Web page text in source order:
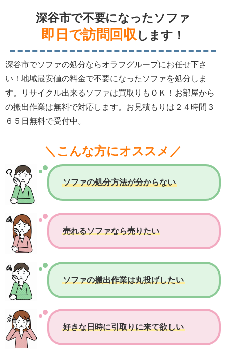
深谷市で不要になったソファ
即日で訪問回収 します！
深谷市でソファの処分ならオラフグループにお任せ下さ
い！地域最安値の料金で不要になったソファを処分しま
す。リサイクル出来るソファは買取りもＯＫ！お部屋から
の搬出作業は無料で対応します。お見積もりは２４時間３
６５日無料で受付中。
＼こんな方にオススメ／
ソファの処分方法が分からない
売れるソファなら売りたい
ソファの搬出作業は丸投げしたい
好きな日時に引取りに来て欲しい